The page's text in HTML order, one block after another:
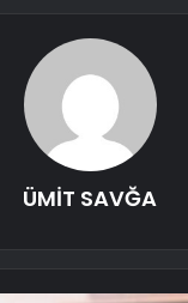
ÜMİT SAVĞA